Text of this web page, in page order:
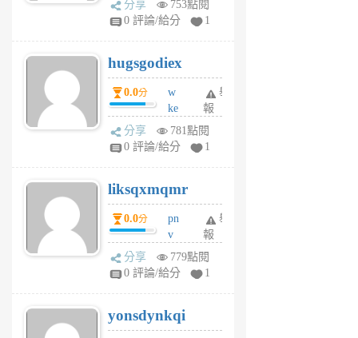
m
6
個
月
前
分享
753點閱
0 評論/給分
1
hugsgodiex
0.0分
w
ke
rv
pj
6
個
月
前
舉
報
分享
781點閱
0 評論/給分
1
liksqxmqmr
0.0分
pn
v
wt
sv
6
個
舉
報
分享
779點閱
0 評論/給分
1
yonsdynkqi